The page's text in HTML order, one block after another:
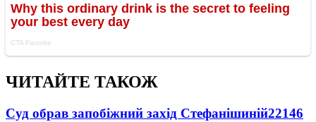
ЧИТАЙТЕ ТАКОЖ
Суд обрав запобіжний захід Стефанішиній22146